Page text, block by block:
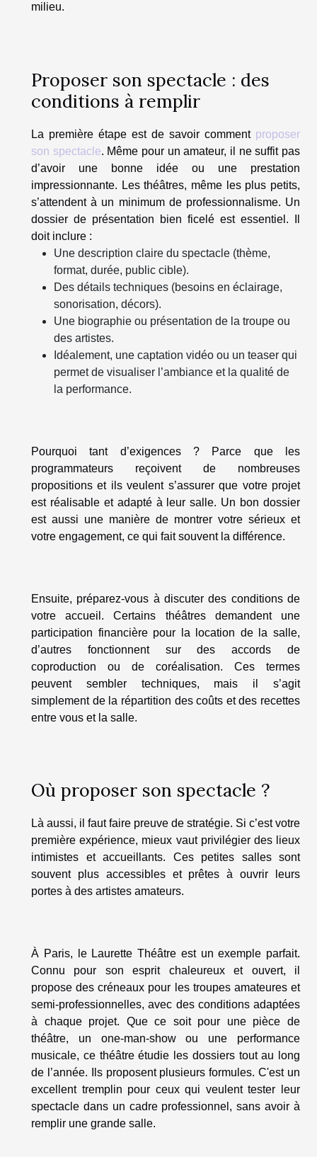
milieu.
Proposer son spectacle : des
conditions à remplir
La première étape est de savoir comment proposer
son spectacle. Même pour un amateur, il ne suffit pas
d’avoir une bonne idée ou une prestation
impressionnante. Les théâtres, même les plus petits,
s’attendent à un minimum de professionnalisme. Un
dossier de présentation bien ficelé est essentiel. Il
doit inclure :
Une description claire du spectacle (thème,
format, durée, public cible).
Des détails techniques (besoins en éclairage,
sonorisation, décors).
Une biographie ou présentation de la troupe ou
des artistes.
Idéalement, une captation vidéo ou un teaser qui
permet de visualiser l’ambiance et la qualité de
la performance.
Pourquoi tant d’exigences ? Parce que les
programmateurs reçoivent de nombreuses
propositions et ils veulent s’assurer que votre projet
est réalisable et adapté à leur salle. Un bon dossier
est aussi une manière de montrer votre sérieux et
votre engagement, ce qui fait souvent la différence.
Ensuite, préparez-vous à discuter des conditions de
votre accueil. Certains théâtres demandent une
participation financière pour la location de la salle,
d’autres fonctionnent sur des accords de
coproduction ou de coréalisation. Ces termes
peuvent sembler techniques, mais il s’agit
simplement de la répartition des coûts et des recettes
entre vous et la salle.
Où proposer son spectacle ?
Là aussi, il faut faire preuve de stratégie. Si c’est votre
première expérience, mieux vaut privilégier des lieux
intimistes et accueillants. Ces petites salles sont
souvent plus accessibles et prêtes à ouvrir leurs
portes à des artistes amateurs.
À Paris, le Laurette Théâtre est un exemple parfait.
Connu pour son esprit chaleureux et ouvert, il
propose des créneaux pour les troupes amateures et
semi-professionnelles, avec des conditions adaptées
à chaque projet. Que ce soit pour une pièce de
théâtre, un one-man-show ou une performance
musicale, ce théâtre étudie les dossiers tout au long
de l’année. Ils proposent plusieurs formules. C'est un
excellent tremplin pour ceux qui veulent tester leur
spectacle dans un cadre professionnel, sans avoir à
remplir une grande salle.